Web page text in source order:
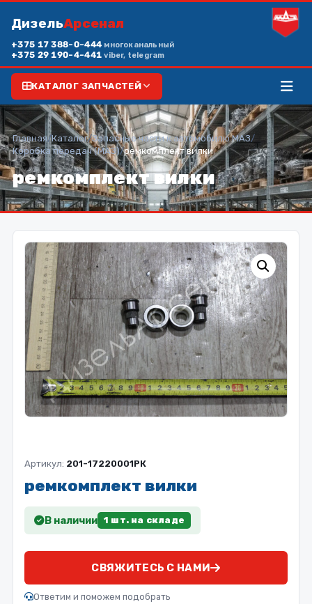
ДизельАрсенал
+375 17 388-0-444 многоканальный
+375 29 190-4-441viber, telegram
КАТАЛОГ ЗАПЧАСТЕЙ
Главная/Каталог/Запасные части к автомобилю МАЗ/
Коробка передач (МАЗ)/ремкомплект вилки
ремкомплект вилки
Артикул: 201-17220001РК
ремкомплект вилки
В наличии 1 шт. на складе
СВЯЖИТЕСЬ С НАМИ
Ответим и поможем подобрать